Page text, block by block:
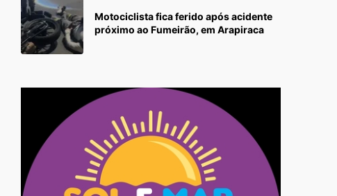
Motociclista fica ferido após acidente
próximo ao Fumeirão, em Arapiraca